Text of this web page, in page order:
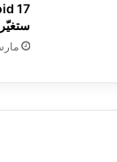
ستغيّر
مارس 7,